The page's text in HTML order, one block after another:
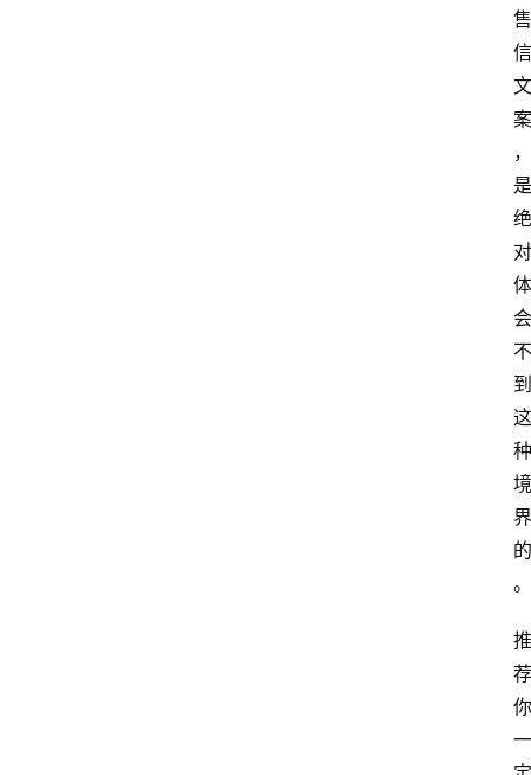
售
信
文
案
，
是
绝
对
体
会
不
到
这
种
境
界
的
。
推
荐
你
一